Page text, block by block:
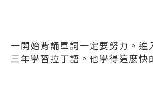
一開始背誦單詞一定要努力。
三年學習拉丁語。他學得這麼快